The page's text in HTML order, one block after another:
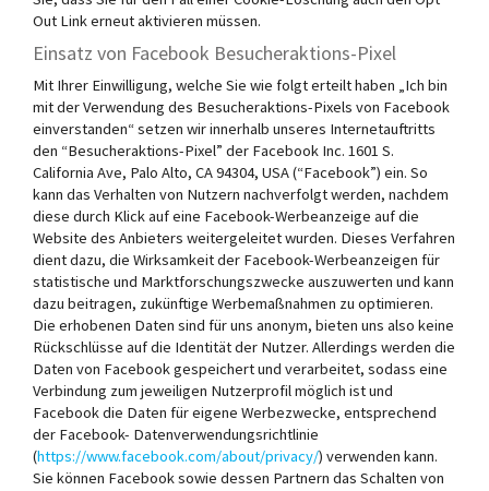
Out Link erneut aktivieren müssen.
Einsatz von Facebook Besucheraktions-Pixel
Mit Ihrer Einwilligung, welche Sie wie folgt erteilt haben „Ich bin
mit der Verwendung des Besucheraktions-Pixels von Facebook
einverstanden“ setzen wir innerhalb unseres Internetauftritts
den “Besucheraktions-Pixel” der Facebook Inc. 1601 S.
California Ave, Palo Alto, CA 94304, USA (“Facebook”) ein. So
kann das Verhalten von Nutzern nachverfolgt werden, nachdem
diese durch Klick auf eine Facebook-Werbeanzeige auf die
Website des Anbieters weitergeleitet wurden. Dieses Verfahren
dient dazu, die Wirksamkeit der Facebook-Werbeanzeigen für
statistische und Marktforschungszwecke auszuwerten und kann
dazu beitragen, zukünftige Werbemaßnahmen zu optimieren.
Die erhobenen Daten sind für uns anonym, bieten uns also keine
Rückschlüsse auf die Identität der Nutzer. Allerdings werden die
Daten von Facebook gespeichert und verarbeitet, sodass eine
Verbindung zum jeweiligen Nutzerprofil möglich ist und
Facebook die Daten für eigene Werbezwecke, entsprechend
der Facebook- Datenverwendungsrichtlinie
(https://www.facebook.com/about/privacy/) verwenden kann.
Sie können Facebook sowie dessen Partnern das Schalten von